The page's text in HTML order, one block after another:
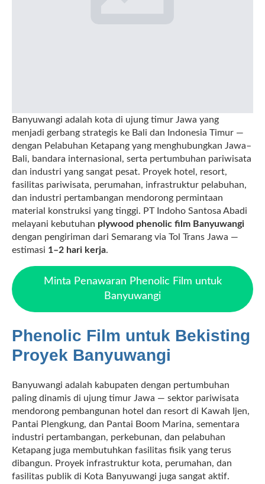
Banyuwangi adalah kota di ujung timur Jawa yang
menjadi gerbang strategis ke Bali dan Indonesia Timur —
dengan Pelabuhan Ketapang yang menghubungkan Jawa–
Bali, bandara internasional, serta pertumbuhan pariwisata
dan industri yang sangat pesat. Proyek hotel, resort,
fasilitas pariwisata, perumahan, infrastruktur pelabuhan,
dan industri pertambangan mendorong permintaan
material konstruksi yang tinggi. PT Indoho Santosa Abadi
melayani kebutuhan plywood phenolic film Banyuwangi
dengan pengiriman dari Semarang via Tol Trans Jawa —
estimasi 1–2 hari kerja.
Minta Penawaran Phenolic Film untuk
Banyuwangi
Phenolic Film untuk Bekisting
Proyek Banyuwangi
Banyuwangi adalah kabupaten dengan pertumbuhan
paling dinamis di ujung timur Jawa — sektor pariwisata
mendorong pembangunan hotel dan resort di Kawah Ijen,
Pantai Plengkung, dan Pantai Boom Marina, sementara
industri pertambangan, perkebunan, dan pelabuhan
Ketapang juga membutuhkan fasilitas fisik yang terus
dibangun. Proyek infrastruktur kota, perumahan, dan
fasilitas publik di Kota Banyuwangi juga sangat aktif.